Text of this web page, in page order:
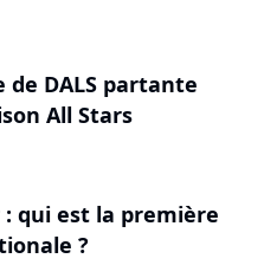
de DALS partante
All Stars
: qui est la première
?